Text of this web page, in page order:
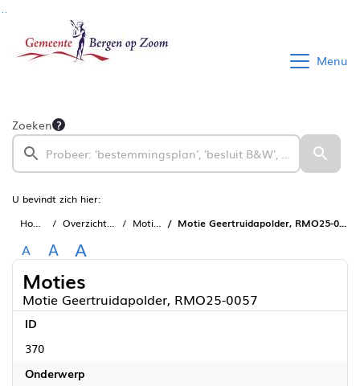
Ga naar de inhoud van deze pagina
Ga naar het zoeken
Ga naar het menu
Menu
Zoeken
U bevindt zich hier:
Home
Overzichten Moties Motie Geertruidapolder, RMO25-0057
A A A
Moties
Motie Geertruidapolder, RMO25-0057
ID
370
Onderwerp